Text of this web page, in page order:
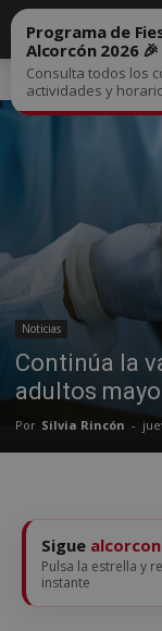
Inicio Noticias
Noticias
Continúa la
adultos
Por Silvia Rincón -
Programa de
Alcorcón 2026 🎉
Consulta todos los
actividades y
Sigue
Pulsa la estrella y
instante